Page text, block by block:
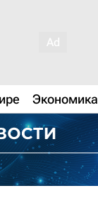
Экономика